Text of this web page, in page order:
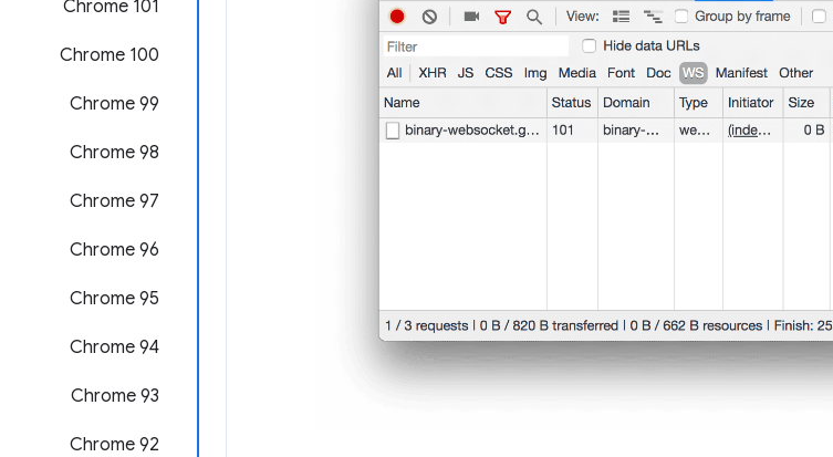
Chrome 101
Chrome 100
Chrome 99
Chrome 98
‫Chrome 97
Chrome 96
Chrome 95
Chrome 94
Chrome 93
‫Chrome 92